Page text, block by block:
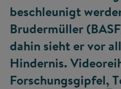
beschleunigt
Brudermüller
dahin sieht er vor
Hindernis.
Forschungsgipfel,